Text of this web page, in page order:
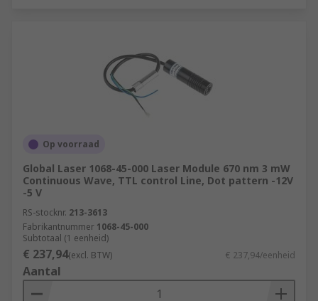
Op voorraad
Global Laser 1068-45-000 Laser Module 670 nm 3 mW
Continuous Wave, TTL control Line, Dot pattern -12V
-5 V
RS-stocknr. 213-3613
Fabrikantnummer 1068-45-000
Subtotaal (1 eenheid)
€ 237,94(excl. BTW) € 237,94/eenheid
Aantal